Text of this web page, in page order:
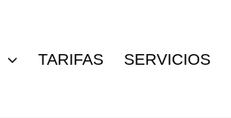
TARIFAS SERVICIOS